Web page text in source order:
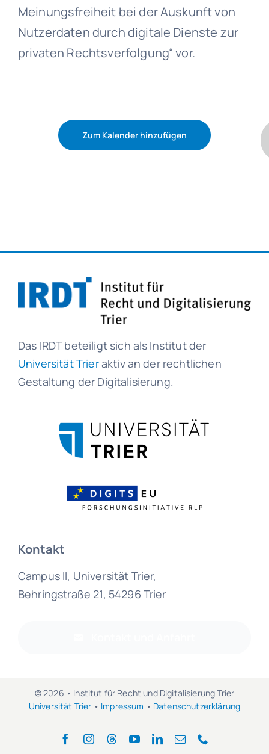
Meinungsfreiheit bei der Auskunft von
Nutzerdaten durch digitale Dienste zur
privaten Rechtsverfolgung“ vor.
Zum Kalender hinzufügen
Das IRDT beteiligt sich als Institut der
Universität Trieraktiv an der rechtlichen
Gestaltung der Digitalisierung.
Kontakt
Campus II, Universität Trier,
Behringstraße 21, 54296 Trier
© 2026 • Institut für Recht und Digitalisierung Trier
Universität Trier • Impressum • Datenschutzerklärung